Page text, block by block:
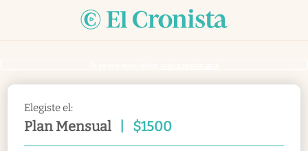
Elegiste el:
Plan Mensual $1500